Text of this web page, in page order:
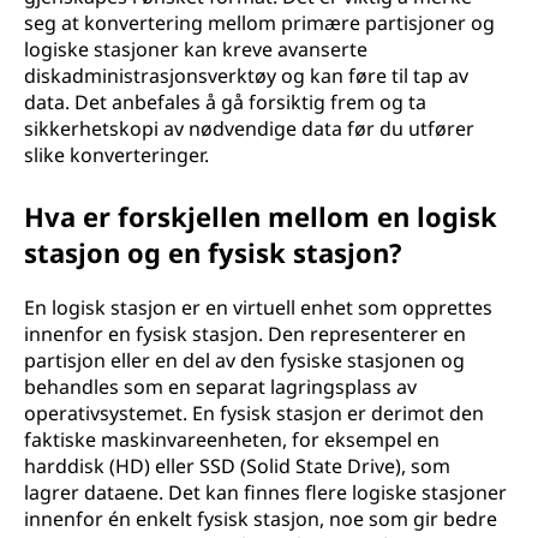
seg at konvertering mellom primære partisjoner og
logiske stasjoner kan kreve avanserte
diskadministrasjonsverktøy og kan føre til tap av
data. Det anbefales å gå forsiktig frem og ta
sikkerhetskopi av nødvendige data før du utfører
slike konverteringer.
Hva er forskjellen mellom en logisk
stasjon og en fysisk stasjon?
En logisk stasjon er en virtuell enhet som opprettes
innenfor en fysisk stasjon. Den representerer en
partisjon eller en del av den fysiske stasjonen og
behandles som en separat lagringsplass av
operativsystemet. En fysisk stasjon er derimot den
faktiske maskinvareenheten, for eksempel en
harddisk (HD) eller SSD (Solid State Drive), som
lagrer dataene. Det kan finnes flere logiske stasjoner
innenfor én enkelt fysisk stasjon, noe som gir bedre